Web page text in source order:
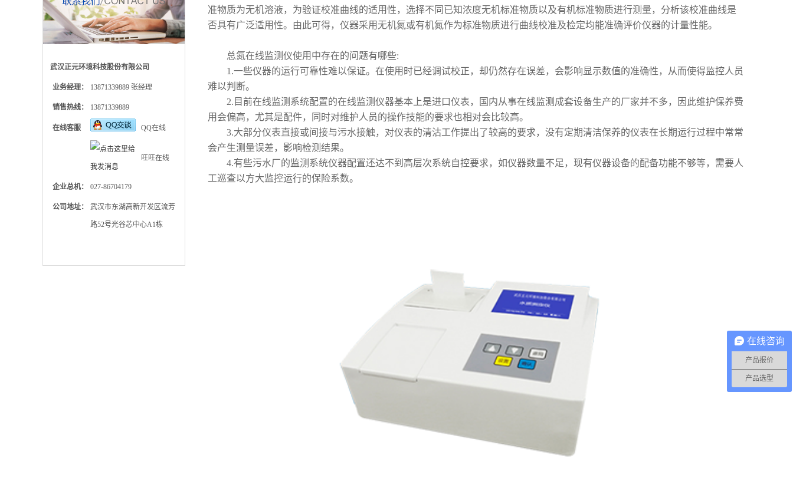
武汉正元环境科技股份有限公司
业务经理： 13871339889 张经理
销售热线： 13871339889
在线客服 QQ在线
旺旺在线
企业总机： 027-86704179
公司地址： 武汉市东湖高新开发区流芳
路52号光谷芯中心A1栋
准物质为无机溶液，为验证校准曲线的适用性，选择不同已知浓度无机标准物质以及有机标准物质进行测量，分析该校准曲线是
否具有广泛适用性。由此可得，仪器采用无机氮或有机氮作为标准物质进行曲线校准及检定均能准确评价仪器的计量性能。
总氮在线监测仪使用中存在的问题有哪些:
1.一些仪器的运行可靠性难以保证。在使用时已经调试校正，却仍然存在误差，会影响显示数值的准确性，从而使得监控人员
难以判断。
2.目前在线监测系统配置的在线监测仪器基本上是进口仪表，国内从事在线监测成套设备生产的厂家并不多，因此维护保养费
用会偏高，尤其是配件，同时对维护人员的操作技能的要求也相对会比较高。
3.大部分仪表直接或间接与污水接触，对仪表的清沽工作提出了较高的要求，没有定期清洁保养的仪表在长期运行过程中常常
会产生测量误差，影响检测结果。
4.有些污水厂的监测系统仪器配置还达不到高层次系统自控要求，如仪器数量不足，现有仪器设备的配备功能不够等，需要人
工巡查以方大监控运行的保险系数。
在线咨询
产品报价
产品选型